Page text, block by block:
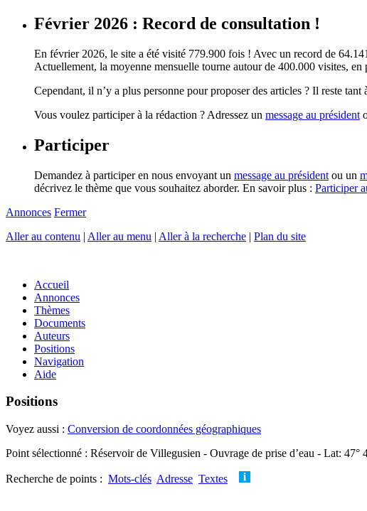
Février 2026 : Record de consultation !
En février 2026, le site a été visité 779.900 fois ! Avec un record de
Actuellement, la moyenne mensuelle tourne autour de 400.000 visites, en
Cependant, il n’y a plus personne pour proposer des articles ? Il reste tant
Vous voulez participer à la rédaction ? Adressez un message au président
Participer
Demandez à participer en nous envoyant un message au président ou un
décrivez le thème que vous souhaitez aborder. En savoir plus : Participer
Annonces Fermer
Aller au contenu | Aller au menu | Aller à la recherche | Plan du site
Accueil
Annonces
Thèmes
Documents
Auteurs
Positions
Navigation
Aide
Positions
Voyez aussi : Conversion de coordonnées géographiques
Point sélectionné : Réservoir de Villegusien - Ouvrage de prise d’eau - Lat:
Recherche de points : Mots-clés Adresse Textes